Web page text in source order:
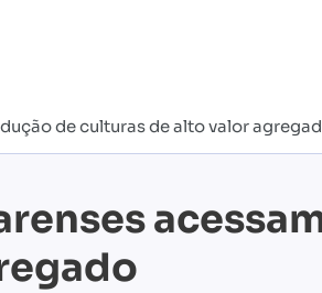
de culturas de alto valor